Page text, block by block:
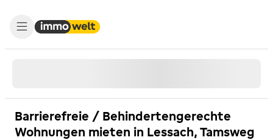
Barrierefreie / Behindertengerechte
Wohnungen mieten in Lessach, Tamsweg